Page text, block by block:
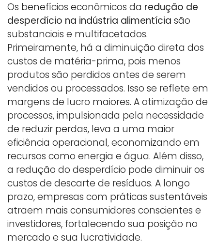
Os benefícios econômicos da redução de
desperdício na indústria alimentícia são
substanciais e multifacetados.
Primeiramente, há a diminuição direta dos
custos de matéria-prima, pois menos
produtos são perdidos antes de serem
vendidos ou processados. Isso se reflete em
margens de lucro maiores. A otimização de
processos, impulsionada pela necessidade
de reduzir perdas, leva a uma maior
eficiência operacional, economizando em
recursos como energia e água. Além disso,
a redução do desperdício pode diminuir os
custos de descarte de resíduos. A longo
prazo, empresas com práticas sustentáveis
atraem mais consumidores conscientes e
investidores, fortalecendo sua posição no
mercado e sua lucratividade.